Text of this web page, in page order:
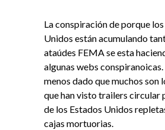
La conspiración de porque
Unidos están acumulando
ataúdes FEMA se esta
algunas webs
menos dado que muchos son
que han visto trailers circular
de los Estados Unidos
cajas mortuorias.